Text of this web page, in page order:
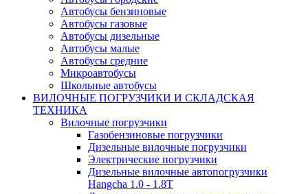
Автобусы бензиновые
Автобусы газовые
Автобусы дизельные
Автобусы малые
Автобусы средние
Микроавтобусы
Школьные автобусы
ВИЛОЧНЫЕ ПОГРУЗЧИКИ И СКЛАДСКАЯ
ТЕХНИКА
Вилочные погрузчики
Газобензиновые погрузчики
Дизельные вилочные погрузчики
Электрические погрузчики
Дизельные вилочные автопогрузчики
Hangcha 1.0 - 1.8T